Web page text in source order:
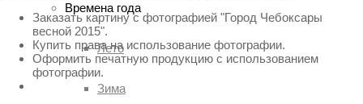
Времена года
Лето
Зима
Заказать картину с фотографией "Город Чебоксары
весной 2015".
Купить права на использование фотографии.
Оформить печатную продукцию с использованием
фотографии.